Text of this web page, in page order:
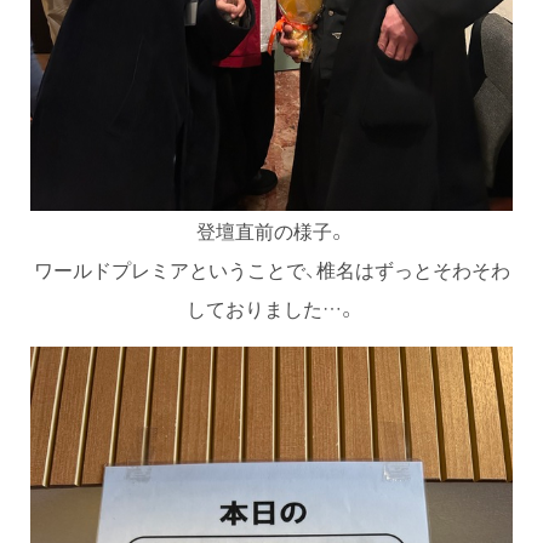
登壇直前の様子。
ワールドプレミアということで、椎名はずっとそわそわ
しておりました…。